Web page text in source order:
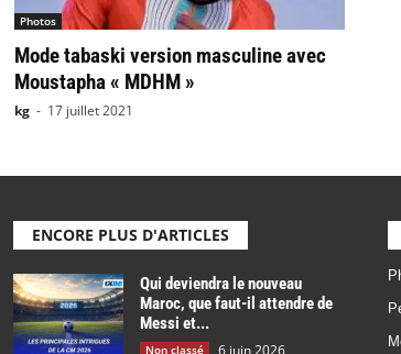
Photos
Mode tabaski version masculine avec
Moustapha « MDHM »
kg - 17 juillet 2021
ENCORE PLUS D'ARTICLES
Qui deviendra le nouveau
Maroc, que faut-il attendre de
Messi et...
Non classé 6 juin 2026